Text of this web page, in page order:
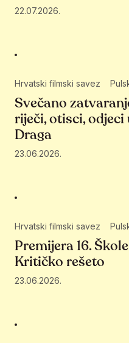
22.07.2026.
Hrvatski filmski savez
Svečano
riječi, otisci,
Draga
23.06.2026.
Hrvatski filmski savez
Premijera 16.
Kritičko rešeto
23.06.2026.